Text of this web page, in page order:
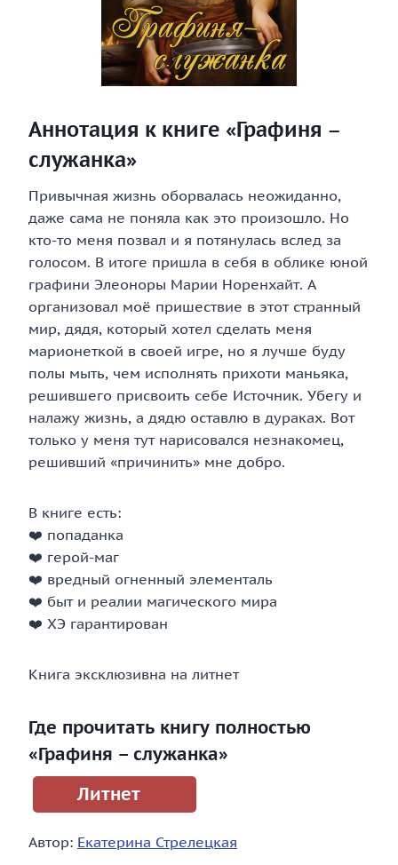
Аннотация к книге «Графиня –
служанка»
Привычная жизнь оборвалась неожиданно,
даже сама не поняла как это произошло. Но
кто-то меня позвал и я потянулась вслед за
голосом. В итоге пришла в себя в облике юной
графини Элеоноры Марии Норенхайт. А
организовал моё пришествие в этот странный
мир, дядя, который хотел сделать меня
марионеткой в своей игре, но я лучше буду
полы мыть, чем исполнять прихоти маньяка,
решившего присвоить себе Источник. Убегу и
налажу жизнь, а дядю оставлю в дураках. Вот
только у меня тут нарисовался незнакомец,
решивший «причинить» мне добро.
В книге есть:
❤️ попаданка
❤️ герой-маг
❤️ вредный огненный элементаль
❤️ быт и реалии магического мира
❤️ ХЭ гарантирован
Книга эксклюзивна на литнет
Где прочитать книгу полностью
«Графиня – служанка»
Литнет
Автор: Екатерина Стрелецкая